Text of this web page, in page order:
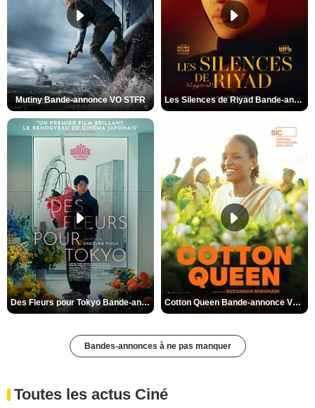
Mutiny Bande-annonce VO STFR Les Silences de Riyad Bande-annonce VO STFR
Des Fleurs pour Tokyo Bande-annonce VO STFR Cotton Queen Bande-annonce VO STFR
Bandes-annonces à ne pas manquer
Toutes les actus Ciné